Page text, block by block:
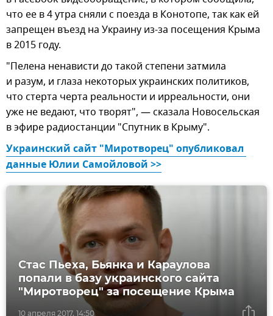
что ее в 4 утра сняли с поезда в Конотопе, так как ей
запрещен въезд на Украину из-за посещения Крыма
в 2015 году.
"Пелена ненависти до такой степени затмила
и разум, и глаза некоторых украинских политиков,
что стерта черта реальности и ирреальности, они
уже не ведают, что творят", — сказала Новосельская
в эфире радиостанции "Спутник в Крыму".
Украинский сайт "Миротворец" опубликовал
данные Юлии Самойловой >>
10 апреля 2017, 14:50
Стас Пьеха, Бьянка и Караулова
попали в базу украинского сайта
"Миротворец" за посещение Крыма